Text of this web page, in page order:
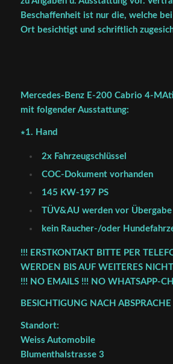
Beschaffenheit ist nur die, welche
Ort besichtigt und schriftlich
Mercedes-Benz E-200 Cabrio 4-
mit folgender Ausstattung:
∗1. Hand
2x Fahrzeugschlüssel
COC-Dokument vorhanden
145 KW-197 PS
TÜV&AU werden vor
kein Raucher-/oder
!!! ERSTKONTAKT BITTE PER
WERDEN BIS AUF WEITERES
!!! NO EMAILS !!! NO WHATSAPP-
BESICHTIGUNG NACH ABSPRACHE
Standort:
Weiss Automobile
Blumenthalstrasse 3